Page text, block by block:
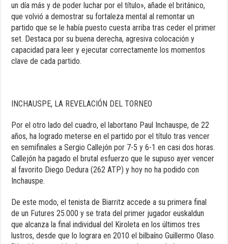
un día más y de poder luchar por el título», añade el británico,
que volvió a demostrar su fortaleza mental al remontar un
partido que se le había puesto cuesta arriba tras ceder el primer
set. Destaca por su buena derecha, agresiva colocación y
capacidad para leer y ejecutar correctamente los momentos
clave de cada partido.
INCHAUSPE, LA REVELACIÓN DEL TORNEO
Por el otro lado del cuadro, el labortano Paul Inchauspe, de 22
años, ha logrado meterse en el partido por el título tras vencer
en semifinales a Sergio Callejón por 7-5 y 6-1 en casi dos horas.
Callejón ha pagado el brutal esfuerzo que le supuso ayer vencer
al favorito Diego Dedura (262 ATP) y hoy no ha podido con
Inchauspe.
De este modo, el tenista de Biarritz accede a su primera final
de un Futures 25.000 y se trata del primer jugador euskaldun
que alcanza la final individual del Kiroleta en los últimos tres
lustros, desde que lo lograra en 2010 el bilbaíno Guillermo Olaso.